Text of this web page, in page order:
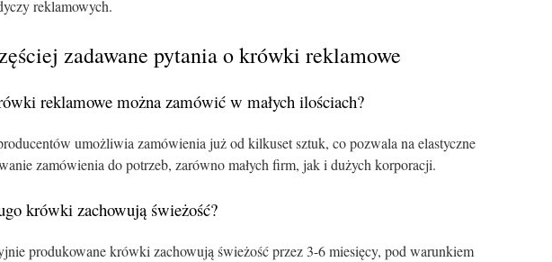
reklamowych.
zadawane pytania o krówki reklamowe
reklamowe można zamówić w małych ilościach?
umożliwia zamówienia już od kilkuset sztuk, co pozwala na elastyczne
zamówienia do potrzeb, zarówno małych firm, jak i dużych korporacji.
krówki zachowują świeżość?
produkowane krówki zachowują świeżość przez 3-6 miesięcy, pod warunkiem